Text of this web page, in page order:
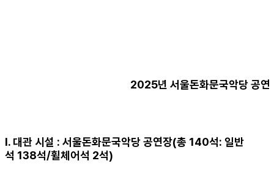
2025년 서울돈화문국악당 공
Ⅰ. 대관 시설 : 서울돈화문국악당 공연장(총 140석: 일반
석 138석/휠체어석 2석)